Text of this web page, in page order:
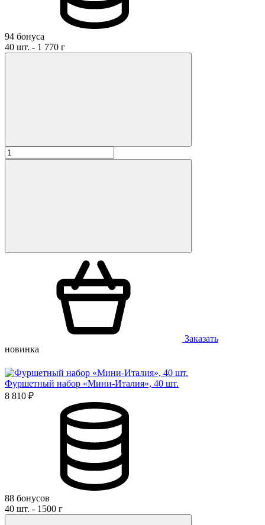
94 бонуса
40 шт. - 1 770 г
Заказать
новинка
Фуршетный набор «Мини-Италия», 40 шт.
8 810 ₽
88 бонусов
40 шт. - 1500 г